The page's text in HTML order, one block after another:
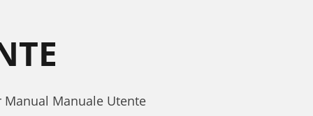
Manual Manuale Utente